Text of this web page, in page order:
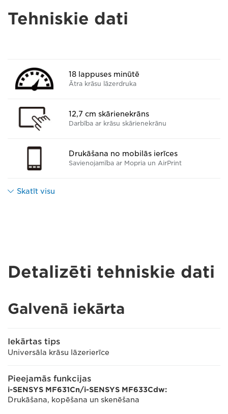
Tehniskie dati
18 lappuses minūtē
Ātra krāsu lāzerdruka
12,7 cm skārienekrāns
Darbība ar krāsu skārienekrānu
Drukāšana no mobilās ierīces
Savienojamība ar Mopria un AirPrint
Skatīt visu
Detalizēti tehniskie dati
Galvenā iekārta
Iekārtas tips
Universāla krāsu lāzerierīce
Pieejamās funkcijas
i-SENSYS MF631Cn/i-SENSYS MF633Cdw:
Drukāšana, kopēšana un skenēšana